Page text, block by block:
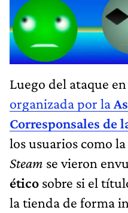
Luego del ataque
organizada por la
Corresponsales de
los usuarios como
Steam se vieron
ético sobre si el
la tienda de forma